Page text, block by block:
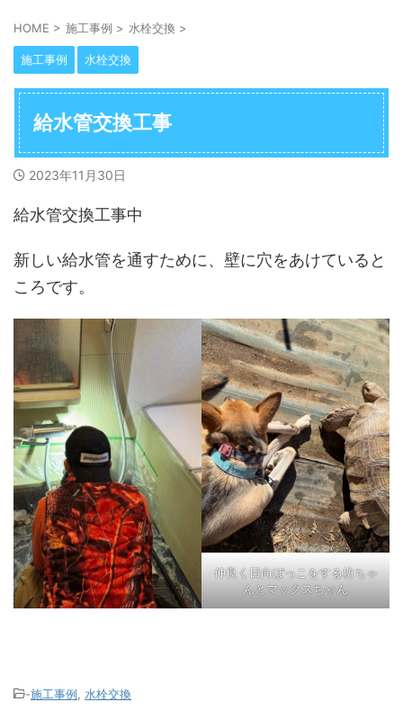
HOME > 施工事例 > 水栓交換 >
施工事例 水栓交換
給水管交換工事
2023年11月30日
給水管交換工事中
新しい給水管を通すために、壁に穴をあけていると
ころです。
仲良く日向ぼっこをする坊ちゃ
んとマックスちゃん
-施工事例, 水栓交換